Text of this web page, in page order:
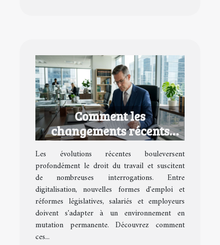
Comment les
changements récents
impactent-ils le droit du
travail ?
Les évolutions récentes bouleversent
profondément le droit du travail et suscitent
de nombreuses interrogations. Entre
digitalisation, nouvelles formes d'emploi et
réformes législatives, salariés et employeurs
doivent s'adapter à un environnement en
mutation permanente. Découvrez comment
ces...